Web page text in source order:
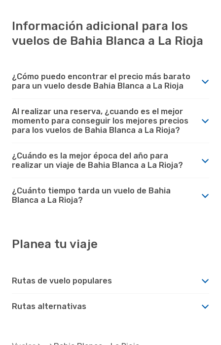
Información adicional para los
vuelos de Bahia Blanca a La Rioja
¿Cómo puedo encontrar el precio más barato
para un vuelo desde Bahia Blanca a La Rioja
Al realizar una reserva, ¿cuando es el mejor
momento para conseguir los mejores precios
para los vuelos de Bahia Blanca a La Rioja?
¿Cuándo es la mejor época del año para
realizar un viaje de Bahia Blanca a La Rioja?
¿Cuánto tiempo tarda un vuelo de Bahia
Blanca a La Rioja?
Planea tu viaje
Rutas de vuelo populares
Rutas alternativas